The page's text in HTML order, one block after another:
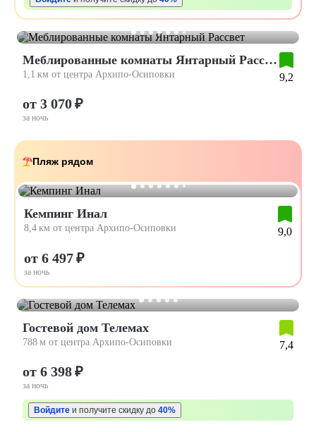
Меблированные комнаты Янтарный Рассвет
1,1 км от центра Архипо-Осиповки 9,2
от 3 070 ₽
за ночь
Пляж рядом
Кемпинг Инал
8,4 км от центра Архипо-Осиповки 9,0
от 6 497 ₽
за ночь
Гостевой дом Телемах
788 м от центра Архипо-Осиповки 7,4
от 6 398 ₽
за ночь
Войдите и получите скидку до 40%